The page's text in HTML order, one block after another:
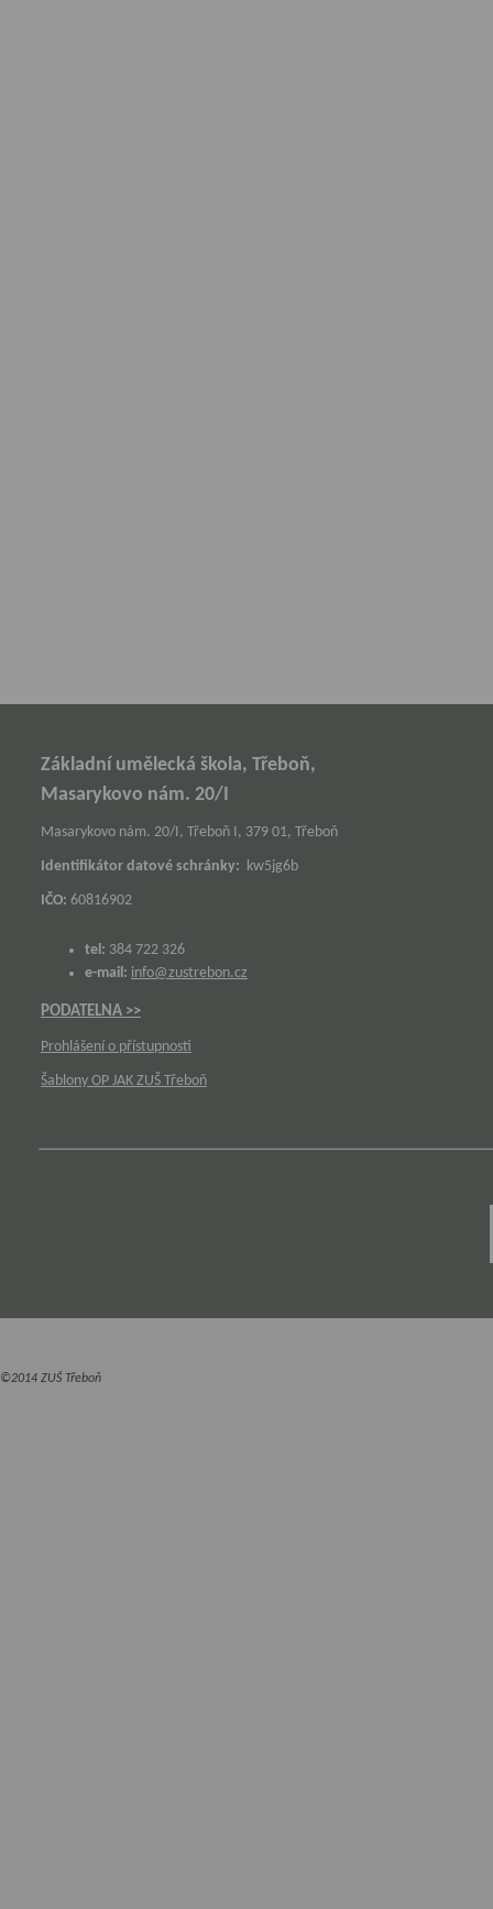
Základní umělecká škola, Třeboň,
Masarykovo nám. 20/I
Masarykovo nám. 20/I, Třeboň I, 379 01, Třeboň
Identifikátor datové schránky: kw5jg6b
IČO: 60816902
tel: 384 722 326
e-mail: info@zustrebon.cz
PODATELNA >>
Prohlášení o přístupnosti
Šablony OP JAK ZUŠ Třeboň
©2014 ZUŠ Třeboň